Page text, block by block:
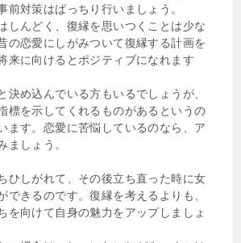
前対策はばっちり行いましょう。
しんどく、復縁を思いつくことは少な
の恋愛にしがみついて復縁する計画を
来に向けるとポジティブになれます
決め込んでいる方もいるでしょうが、
標を示してくれるものがあるというの
ます。恋愛に苦悩しているのなら、ア
ましょう。
ひしがれて、その後立ち直った時に女
できるのです。復縁を考えるよりも、
を向けて自身の魅力をアップしましょ